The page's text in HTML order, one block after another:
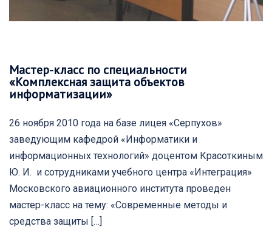
Мастер-класс по специальности
«Комплексная защита объектов
информатизации»
26 ноября 2010 года на базе лицея «Серпухов»
заведующим кафедрой «Информатики и
информационных технологий» доцентом Красоткиным
Ю. И. и сотрудниками учебного центра «Интеграция»
Московского авиационного института проведен
мастер-класс на тему: «Современные методы и
средства защиты […]